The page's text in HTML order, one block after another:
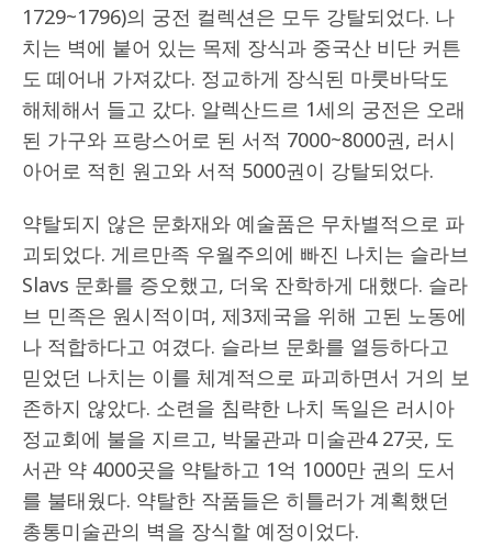
1729~1796)의 궁전 컬렉션은 모두 강탈되었다. 나
치는 벽에 붙어 있는 목제 장식과 중국산 비단 커튼
도 떼어내 가져갔다. 정교하게 장식된 마룻바닥도
해체해서 들고 갔다. 알렉산드르 1세의 궁전은 오래
된 가구와 프랑스어로 된 서적 7000~8000권, 러시
아어로 적힌 원고와 서적 5000권이 강탈되었다.
약탈되지 않은 문화재와 예술품은 무차별적으로 파
괴되었다. 게르만족 우월주의에 빠진 나치는 슬라브
Slavs 문화를 증오했고, 더욱 잔학하게 대했다. 슬라
브 민족은 원시적이며, 제3제국을 위해 고된 노동에
나 적합하다고 여겼다. 슬라브 문화를 열등하다고
믿었던 나치는 이를 체계적으로 파괴하면서 거의 보
존하지 않았다. 소련을 침략한 나치 독일은 러시아
정교회에 불을 지르고, 박물관과 미술관4 27곳, 도
서관 약 4000곳을 약탈하고 1억 1000만 권의 도서
를 불태웠다. 약탈한 작품들은 히틀러가 계획했던
총통미술관의 벽을 장식할 예정이었다.